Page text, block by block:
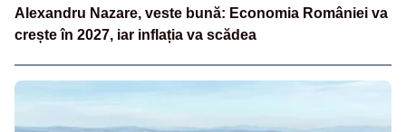
Alexandru Nazare, veste bună: Economia României va
crește în 2027, iar inflația va scădea